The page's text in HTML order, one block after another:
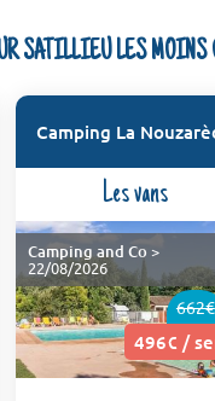
SATILLIEU LES MOINS
Camping La
Les vans
662€
496€ /
Camping and Co >
22/08/2026